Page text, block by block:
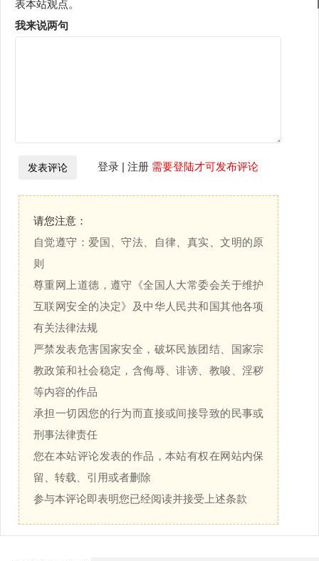
表本站观点。
我来说两句
登录 | 注册 需要登陆才可发布评论
请您注意：
自觉遵守：爱国、守法、自律、真实、文明的原
则
尊重网上道德，遵守《全国人大常委会关于维护
互联网安全的决定》及中华人民共和国其他各项
有关法律法规
严禁发表危害国家安全，破坏民族团结、国家宗
教政策和社会稳定，含侮辱、诽谤、教唆、淫秽
等内容的作品
承担一切因您的行为而直接或间接导致的民事或
刑事法律责任
您在本站评论发表的作品，本站有权在网站内保
留、转载、引用或者删除
参与本评论即表明您已经阅读并接受上述条款